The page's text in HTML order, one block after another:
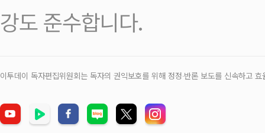
강도 준수합니다.
이투데이 독자편집위원회는 독자의 권익보호를 위해 정정‧반론 보도를 신속하고